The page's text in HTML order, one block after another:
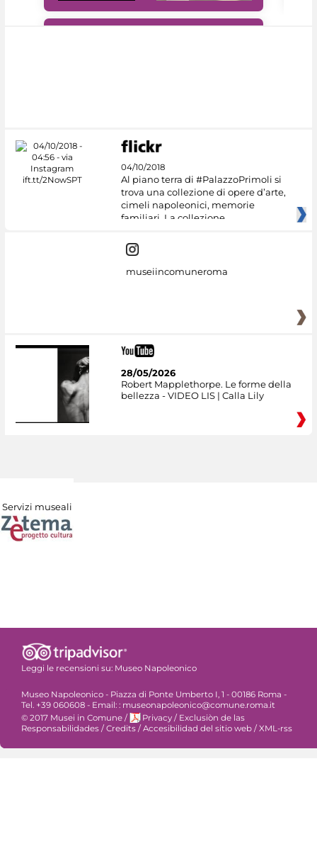
04/10/2018
Al piano terra di #PalazzoPrimoli si
trova una collezione di opere d’arte,
cimeli napoleonici, memorie
familiari. La collezione
museiincomuneroma
28/05/2026
Robert Mapplethorpe. Le forme della
bellezza - VIDEO LIS | Calla Lily
Servizi museali
Leggi le recensioni su: Museo Napoleonico
Museo Napoleonico - Piazza di Ponte Umberto I, 1 - 00186 Roma -
Tel. +39 060608 - Email: : museonapoleonico@comune.roma.it
© 2017 Musei in Comune / Privacy / Exclusiòn de las
Responsabilidades / Credits / Accesibilidad del sitio web / XML-rss